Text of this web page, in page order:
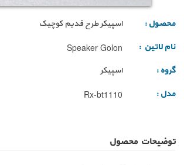
محصول :
اسپیکر طرح قدیم کوچیک
نام لاتین :
Speaker Golon
گروه :
اسپیکر
مدل :
Rx-bt1110
توضیحات محصول